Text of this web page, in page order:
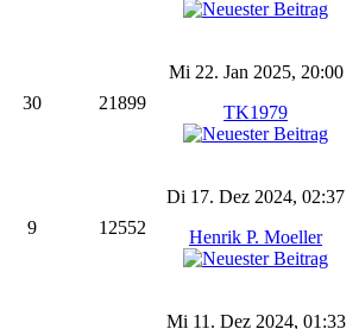
30 21899
Mi 22. Jan 2025, 20:00
TK1979
9 12552
Di 17. Dez 2024, 02:37
Henrik P. Moeller
Mi 11. Dez 2024, 01:33